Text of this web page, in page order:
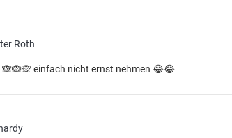
Roth
🙈🙉🙊 einfach nicht ernst nehmen 😂😂